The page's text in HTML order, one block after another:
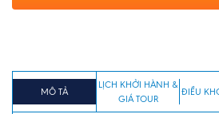
MÔ TẢ
LỊCH KHỞI HÀNH &
GIÁ TOUR
ĐIỀU